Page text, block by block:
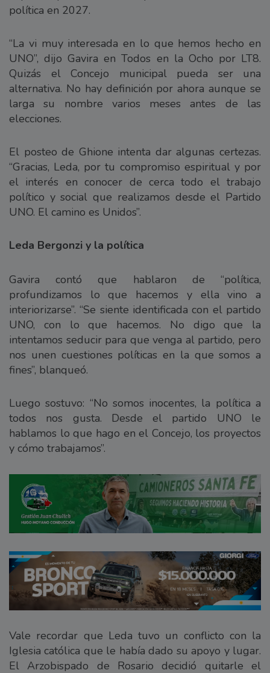
política en 2027.
“La vi muy interesada en lo que hemos hecho en
UNO”, dijo Gavira en Todos en la Ocho por LT8.
Quizás el Concejo municipal pueda ser una
alternativa. No hay definición por ahora aunque se
larga su nombre varios meses antes de las
elecciones.
El posteo de Ghione intenta dar algunas certezas.
“Gracias, Leda, por tu compromiso espiritual y por
el interés en conocer de cerca todo el trabajo
político y social que realizamos desde el Partido
UNO. El camino es Unidos”.
Leda Bergonzi y la política
Gavira contó que hablaron de “política,
profundizamos lo que hacemos y ella vino a
interiorizarse”. “Se siente identificada con el partido
UNO, con lo que hacemos. No digo que la
intentamos seducir para que venga al partido, pero
nos unen cuestiones políticas en la que somos a
fines”, blanqueó.
Luego sostuvo: “No somos inocentes, la política a
todos nos gusta. Desde el partido UNO le
hablamos lo que hago en el Concejo, los proyectos
y cómo trabajamos”.
Vale recordar que Leda tuvo un conflicto con la
Iglesia católica que le había dado su apoyo y lugar.
El Arzobispado de Rosario decidió quitarle el